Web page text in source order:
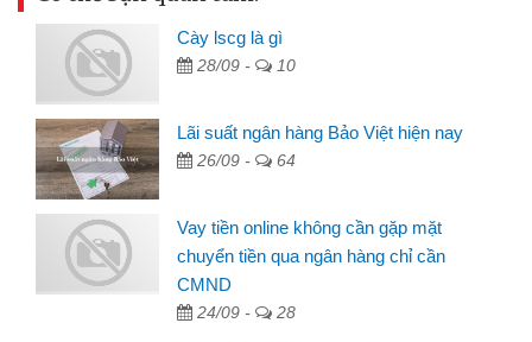
Cày lscg là gì
28/09 - 10
Lãi suất ngân hàng Bảo Việt hiện nay
26/09 - 64
Vay tiền online không cần gặp mặt
chuyển tiền qua ngân hàng chỉ cần
CMND
24/09 - 28